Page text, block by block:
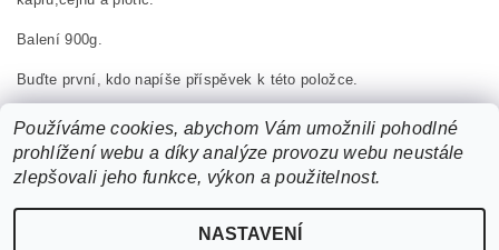
Balení 900g.
Buďte první, kdo napíše příspěvek k této položce.
Přidat komentář
Používáme cookies, abychom Vám umožnili pohodlné
prohlížení webu a díky analýze provozu webu neustále
zlepšovali jeho funkce, výkon a použitelnost.
NASTAVENÍ